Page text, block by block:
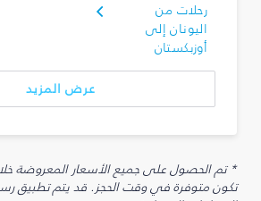
رحلات من
اليونان إلى
أوزبكستان
عرض المزيد
تكون متوفرة في وقت الحجز. قد يتم تطبيق